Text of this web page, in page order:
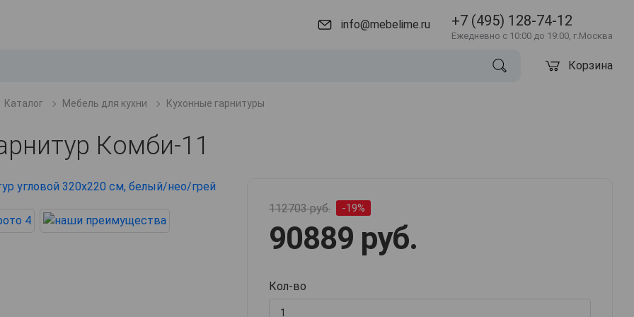
info@mebelime.ru +7 (495) 128-74-12
Ежедневно с 10:00 до 19:00, г.Москва
Корзина
Каталог Мебель для кухни Кухонные гарнитуры
Комби-11
112703 руб. -19%
90889 руб.
Кол-во